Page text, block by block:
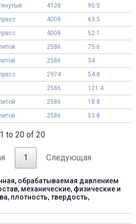
4138
90.5
4008
63.5
4008
52.1
2586
75.6
2586
34
2974
54.8
2586
121.4
2586
18.8
2586 53.8
1 to 20 of 20
1 Следующая
обрабатываемая давлением
механические, физические и
плотность, твердость,